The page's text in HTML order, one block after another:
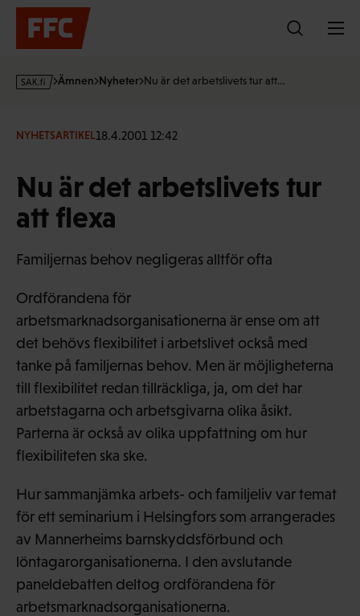
Hoppa
innehållet
s
·
Ämnen Nyheter Nu är det arbetslivets tur att…
NYHETSARTIKEL18.4.2001 12:42
Nu är det arbetslivets tur
att flexa
Familjernas behov negligeras alltför ofta
Ordförandena för
arbetsmarknadsorganisationerna är ense om att
det behövs flexibilitet i arbetslivet också med
tanke på familjernas behov. Men är möjligheterna
till flexibilitet redan tillräckliga, ja, om det har
arbetstagarna och arbetsgivarna olika åsikt.
Parterna är också av olika uppfattning om hur
flexibiliteten ska ske.
Hur sammanjämka arbets- och familjeliv var temat
för ett seminarium i Helsingfors som arrangerades
av Mannerheims barnskyddsförbund och
löntagarorganisationerna. I den avslutande
paneldebatten deltog ordförandena för
arbetsmarknadsorganisationerna.